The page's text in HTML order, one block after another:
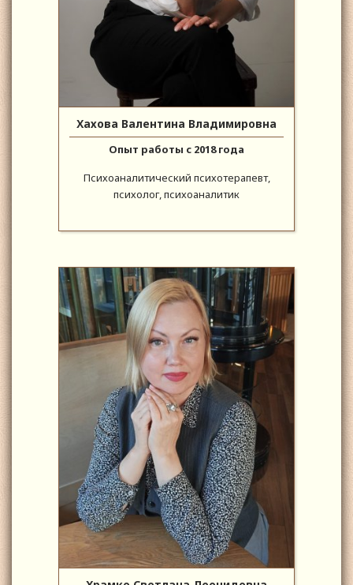
Хахова Валентина Владимировна
Опыт работы с 2018 года
Психоаналитический психотерапевт,
психолог, психоаналитик